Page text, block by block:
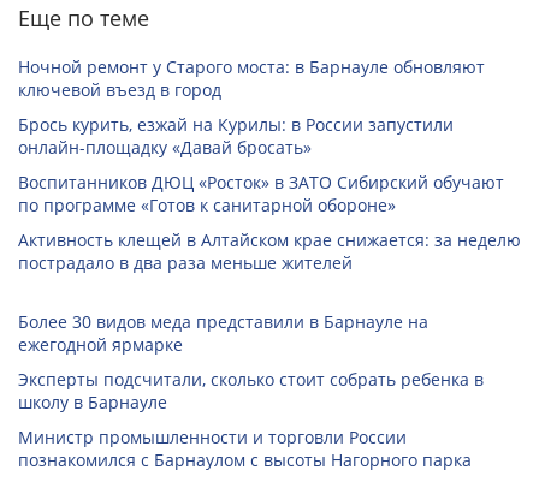
Еще по теме
Ночной ремонт у Старого моста: в Барнауле обновляют
ключевой въезд в город
Брось курить, езжай на Курилы: в России запустили
онлайн-­площадку «Давай бросать»
Воспитанников ДЮЦ «Росток» в ЗАТО Сибирский обучают
по программе «Готов к санитарной обороне»
Активность клещей в Алтайском крае снижается: за неделю
пострадало в два раза меньше жителей
Более 30 видов меда представили в Барнауле на
ежегодной ярмарке
Эксперты подсчитали, сколько стоит собрать ребенка в
школу в Барнауле
Министр промышленности и торговли России
познакомился с Барнаулом с высоты Нагорного парка